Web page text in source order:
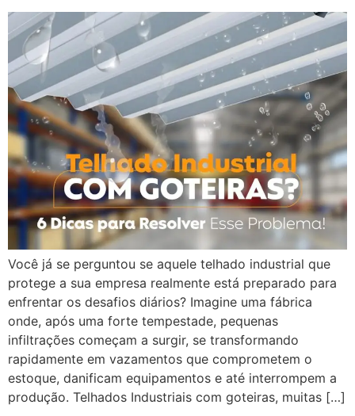
Você já se perguntou se aquele telhado industrial que
protege a sua empresa realmente está preparado para
enfrentar os desafios diários? Imagine uma fábrica
onde, após uma forte tempestade, pequenas
infiltrações começam a surgir, se transformando
rapidamente em vazamentos que comprometem o
estoque, danificam equipamentos e até interrompem a
produção. Telhados Industriais com goteiras, muitas […]